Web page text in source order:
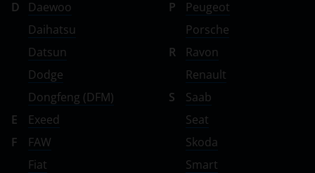
D
Daewoo
Daihatsu
Datsun
Dodge
Dongfeng (DFM)
E
Exeed
F
FAW
Fiat
P
Peugeot
Porsche
R
Ravon
Renault
S
Saab
Seat
Skoda
Smart